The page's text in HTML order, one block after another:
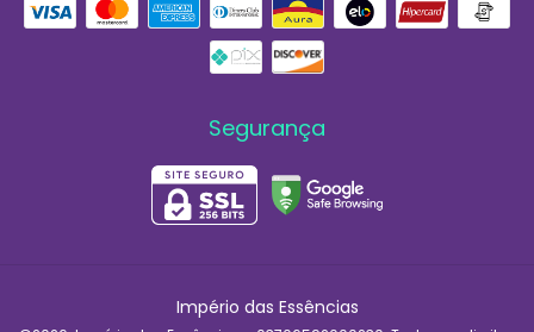
Segurança
Império das Essências